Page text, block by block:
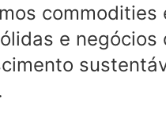
commodities
e negócios